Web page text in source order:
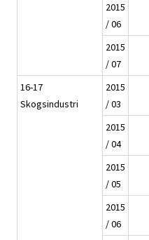
2015
/ 06
2015
/ 07
16-17
Skogsindustri
2015
/ 03
2015
/ 04
2015
/ 05
2015
/ 06